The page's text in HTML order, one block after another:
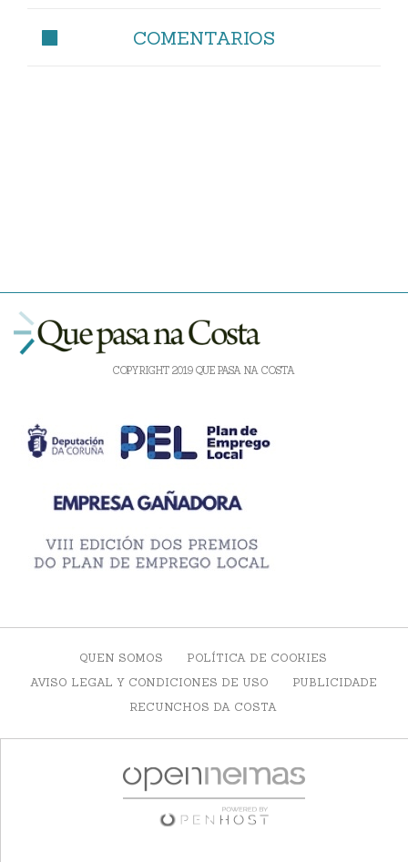
COMENTARIOS
COPYRIGHT 2019 QUE PASA NA COSTA
QUEN SOMOS
POLÍTICA DE COOKIES
AVISO LEGAL Y CONDICIONES DE USO
PUBLICIDADE
RECUNCHOS DA COSTA